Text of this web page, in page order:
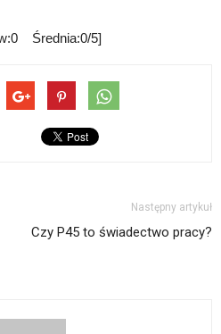
Średnia:0/5]
Następny artykuł
Czy P45 to świadectwo pracy?